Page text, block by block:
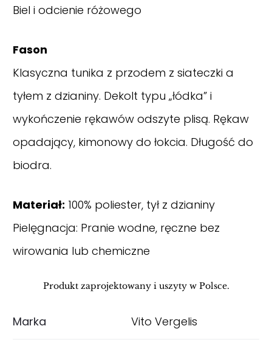
Biel i odcienie różowego
Fason
Klasyczna tunika z przodem z siateczki a
tyłem z dzianiny. Dekolt typu „łódka” i
wykończenie rękawów odszyte plisą. Rękaw
opadający, kimonowy do łokcia. Długość do
biodra.
Materiał: 100% poliester, tył z dzianiny
Pielęgnacja: Pranie wodne, ręczne bez
wirowania lub chemiczne
Produkt zaprojektowany i uszyty w Polsce.
Marka Vito Vergelis